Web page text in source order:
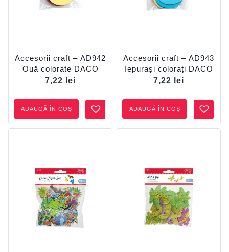
Accesorii craft – AD942
Ouă colorate DACO
7,22
lei
ADAUGĂ ÎN COȘ
Accesorii craft – AD943
Iepurași colorați DACO
7,22
lei
ADAUGĂ ÎN COȘ